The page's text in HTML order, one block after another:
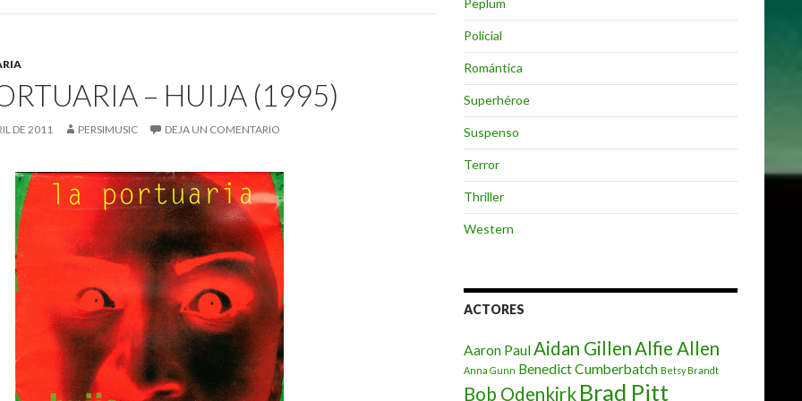
– HUIJA (1995)
DE 2011 PERSIMUSIC DEJA UN COMENTARIO
Peplum
Policial
Romántica
Superhéroe
Suspenso
Terror
Thriller
Western
ACTORES
Aaron PaulAidan GillenAlfie Allen
Anna Gunn Benedict Cumberbatch Betsy Brandt
Bob Odenkirk Brad Pitt